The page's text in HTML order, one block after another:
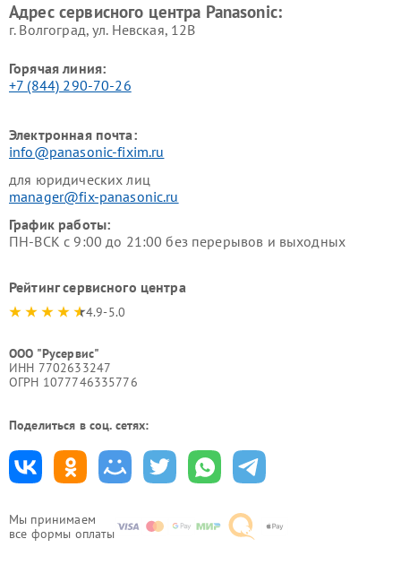
Мы принимаем
все формы оплаты
Адрес сервисного центра Panasonic:
г. Волгоград, ул. Невская, 12В
Горячая линия:
+7 (844) 290-70-26
Электронная почта:
info@panasonic-fixim.ru
для юридических лиц
manager@fix-panasonic.ru
График работы:
ПН-ВСК с 9:00 до 21:00 без перерывов и выходных
Рейтинг сервисного центра
4.9-5.0
ООО "Русервис"
ИНН 7702633247
ОГРН 1077746335776
Поделиться в соц. сетях: